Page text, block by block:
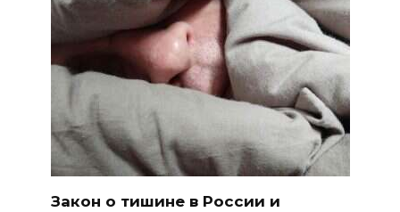
Закон о тишине в России и